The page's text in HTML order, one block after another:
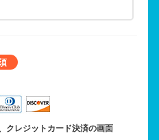
クレジットカード決済の画面